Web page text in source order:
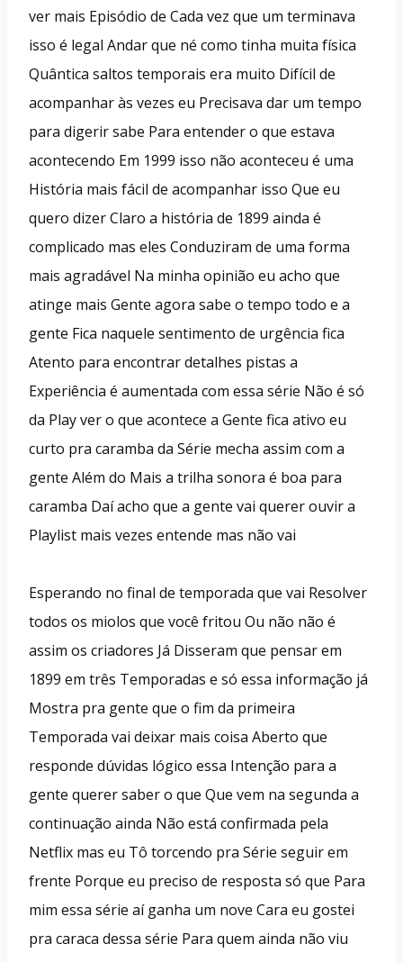
ver mais Episódio de Cada vez que um terminava
isso é legal Andar que né como tinha muita física
Quântica saltos temporais era muito Difícil de
acompanhar às vezes eu Precisava dar um tempo
para digerir sabe Para entender o que estava
acontecendo Em 1999 isso não aconteceu é uma
História mais fácil de acompanhar isso Que eu
quero dizer Claro a história de 1899 ainda é
complicado mas eles Conduziram de uma forma
mais agradável Na minha opinião eu acho que
atinge mais Gente agora sabe o tempo todo e a
gente Fica naquele sentimento de urgência fica
Atento para encontrar detalhes pistas a
Experiência é aumentada com essa série Não é só
da Play ver o que acontece a Gente fica ativo eu
curto pra caramba da Série mecha assim com a
gente Além do Mais a trilha sonora é boa para
caramba Daí acho que a gente vai querer ouvir a
Playlist mais vezes entende mas não vai
Esperando no final de temporada que vai Resolver
todos os miolos que você fritou Ou não não é
assim os criadores Já Disseram que pensar em
1899 em três Temporadas e só essa informação já
Mostra pra gente que o fim da primeira
Temporada vai deixar mais coisa Aberto que
responde dúvidas lógico essa Intenção para a
gente querer saber o que Que vem na segunda a
continuação ainda Não está confirmada pela
Netflix mas eu Tô torcendo pra Série seguir em
frente Porque eu preciso de resposta só que Para
mim essa série aí ganha um nove Cara eu gostei
pra caraca dessa série Para quem ainda não viu